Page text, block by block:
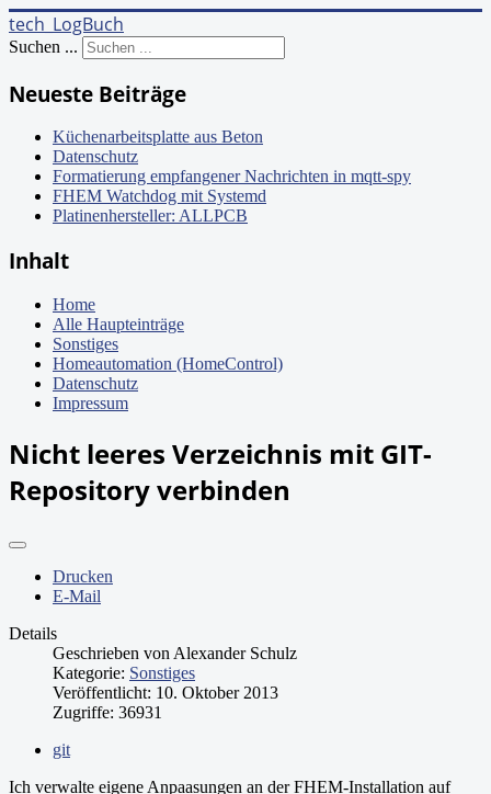
tech_LogBuch
Suchen ...
Neueste Beiträge
Küchenarbeitsplatte aus Beton
Datenschutz
Formatierung empfangener Nachrichten in mqtt-spy
FHEM Watchdog mit Systemd
Platinenhersteller: ALLPCB
Inhalt
Home
Alle Haupteinträge
Sonstiges
Homeautomation (HomeControl)
Datenschutz
Impressum
Nicht leeres Verzeichnis mit GIT-
Repository verbinden
Drucken
E-Mail
Details
Geschrieben von Alexander Schulz
Kategorie: Sonstiges
Veröffentlicht: 10. Oktober 2013
Zugriffe: 36931
git
Ich verwalte eigene Anpaasungen an der FHEM-Installation auf